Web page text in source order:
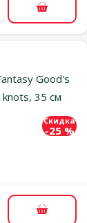
В
Good's
35 см
Скидка
-25 %
В